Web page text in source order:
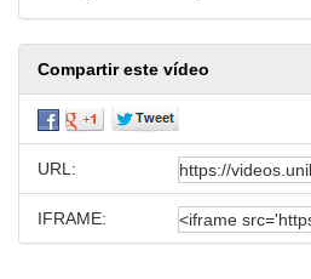
Compartir este vídeo
URL:
IFRAME: